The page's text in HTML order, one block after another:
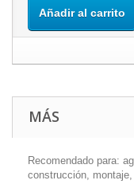
Añadir al carrito
MÁS
Recomendado para:
construcción,